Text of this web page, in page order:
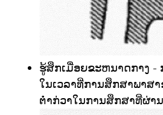
ຮູ້ສຶກເມື່ອຍຂະຫນາດກາງ -
ໃນເວລາທີ່ການສຶກສາພາສາ
ຕ່ໍາກ່ວາໃນການສຶກສາທີ່ຜ່າ